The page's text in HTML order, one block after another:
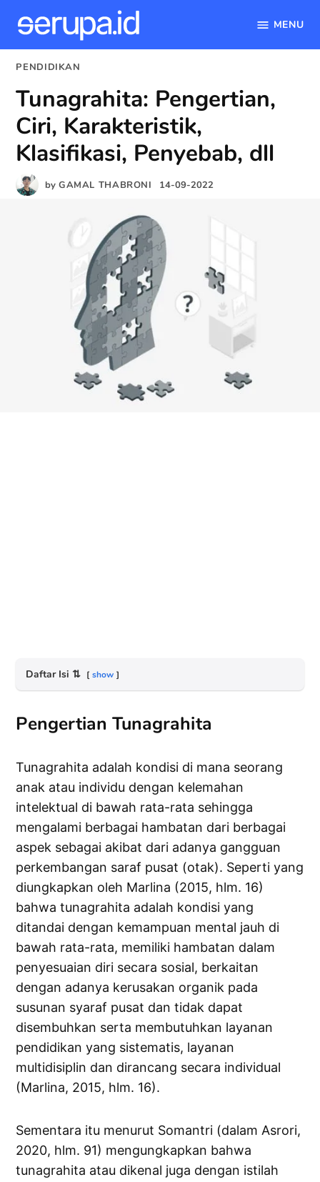
content
MENU
POSTED
PENDIDIKAN
Tunagrahita: Pengertian,
Ciri, Karakteristik,
Klasifikasi, Penyebab, dll
by GAMAL THABRONI 14-09-2022
Daftar Isi ⇅ show
Pengertian Tunagrahita
Tunagrahita adalah kondisi di mana seorang
anak atau individu dengan kelemahan
intelektual di bawah rata-rata sehingga
mengalami berbagai hambatan dari berbagai
aspek sebagai akibat dari adanya gangguan
perkembangan saraf pusat (otak). Seperti yang
diungkapkan oleh Marlina (2015, hlm. 16)
bahwa tunagrahita adalah kondisi yang
ditandai dengan kemampuan mental jauh di
bawah rata-rata, memiliki hambatan dalam
penyesuaian diri secara sosial, berkaitan
dengan adanya kerusakan organik pada
susunan syaraf pusat dan tidak dapat
disembuhkan serta membutuhkan layanan
pendidikan yang sistematis, layanan
multidisiplin dan dirancang secara individual
(Marlina, 2015, hlm. 16).
Sementara itu menurut Somantri (dalam Asrori,
2020, hlm. 91) mengungkapkan bahwa
tunagrahita atau dikenal juga dengan istilah